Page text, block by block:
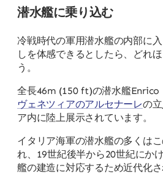
潜水艦に乗り込む
冷戦時代の軍用潜水艦の内部に
しを体感できるとしたら、どれ
う。
全長46m (150 ft)の潜水艦Enrico
ヴェネツィアのアルセナーレの
ア内に陸上展示されています。
イタリア海軍の潜水艦の多くは
れ、19世紀後半から20世紀にか
艦の建造に対応するため近代化さ